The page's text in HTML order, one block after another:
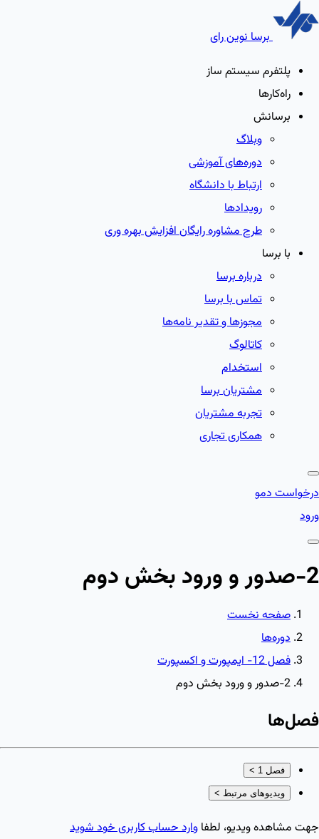
برسا نوین رای
پلتفرم سیستم ساز
راه‌کارها
برسانش
وبلاگ
دوره‌های آموزشی
ارتباط با دانشگاه
رویدادها
طرح مشاوره رایگان افزایش بهره وری
با برسا
درباره برسا
تماس با برسا
مجوزها و تقدیر نامه‌ها
کاتالوگ
استخدام
مشتریان برسا
تجربه مشتریان
همکاری تجاری
درخواست دمو
ورود
2-صدور و ورود بخش دوم
صفحه نخست
دوره‌ها
فصل 12- ایمپورت و اکسپورت
2-صدور و ورود بخش دوم
فصل‌ها
فصل 1 >
ویدیوهای مرتبط >
جهت مشاهده ویدیو، لطفا وارد حساب کاربری خود شوید